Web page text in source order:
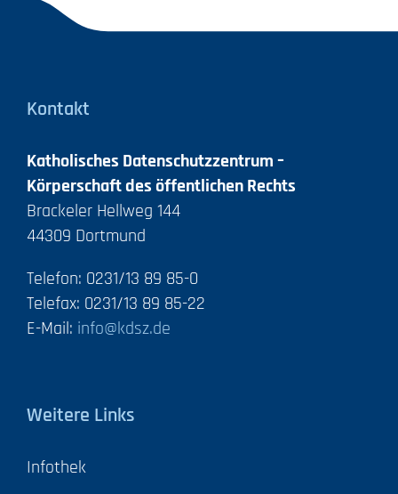
Kontakt
Katholisches Datenschutzzentrum –
Körperschaft des öffentlichen Rechts
Brackeler Hellweg 144
44309 Dortmund
Telefon: 0231/13 89 85-0
Telefax: 0231/13 89 85-22
E-Mail: info@kdsz.de
Weitere Links
Infothek